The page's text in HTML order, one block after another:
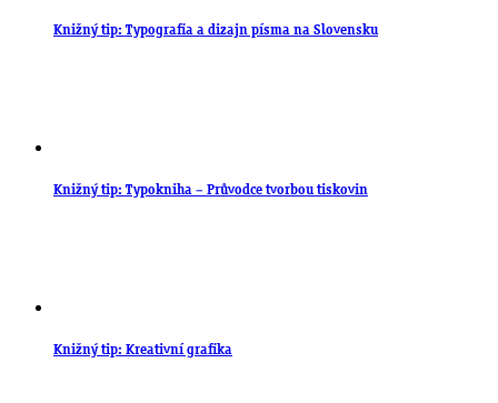
Knižný tip: Typografia a dizajn písma na Slovensku
Knižný tip: Typokniha – Průvodce tvorbou tiskovin
Knižný tip: Kreativní grafika